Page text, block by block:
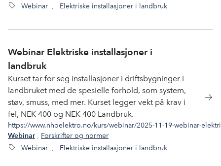
Webinar , Elektriske installasjoner i landbruk
Webinar Elektriske installasjoner i
landbruk
Kurset tar for seg installasjoner i driftsbygninger i
landbruket med de spesielle forhold, som system,
støv, smuss, med mer. Kurset legger vekt på krav i
fel, NEK 400 og NEK 400 Landbruk.
https://www.nhoelektro.no/kurs/webinar/2025-11-19-webinar-
Webinar , Forskrifter og normer
Webinar , Elektriske installasjoner i landbruk